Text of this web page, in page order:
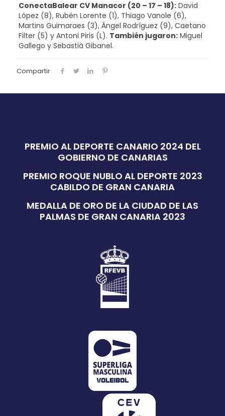
ConectaBalear CV Manacor (20 – 17 – 18):David
López (8), Rubén Lorente (1), Thiago Vanole (6),
Martins Guimaraes (3), Ángel Rodríguez (9), Caetano
Filter (5) y Antoni Piris (L). También jugaron:Miguel
Gallego y Sebastià Gibanel.
Compartir
PREMIO AL DEPORTE CANARIO 2024 DEL
GOBIERNO DE CANARIAS
PREMIO ROQUE NUBLO AL DEPORTE 2023
CABILDO DE GRAN CANARIA
MEDALLA DE ORO DE LA CIUDAD DE LAS
PALMAS DE GRAN CANARIA 2023